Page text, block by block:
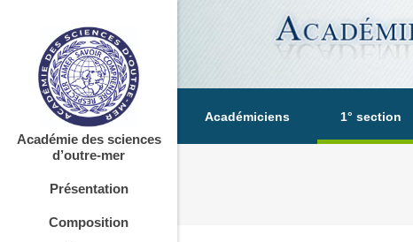
Académiciens 1° section
Académie des sciences
d’outre-mer
Présentation
Composition